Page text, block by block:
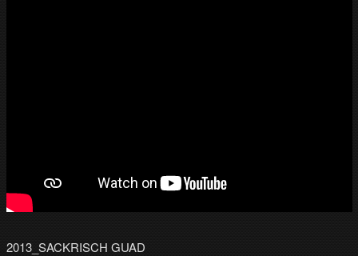
2013_SACKRISCH GUAD